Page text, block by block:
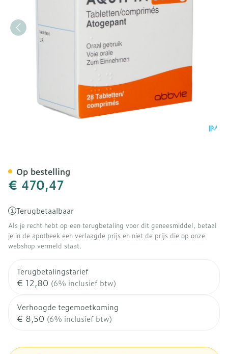
€ 470,47
Terugbetaalbaar
Als je recht hebt op een terugbetaling voor dit geneesmiddel, betaal
je in de apotheek een verlaagde prijs en niet de prijs die op onze
webshop vermeld staat.
Terugbetalingstarief
€ 12,80 (6% inclusief btw)
Verhoogde tegemoetkoming
€ 8,50 (6% inclusief btw)
Op bestelling